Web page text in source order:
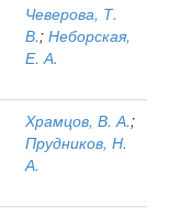
Чеверова, Т.
В.; Неборская,
Е. А.
Храмцов, В. А.;
Прудников, Н.
А.